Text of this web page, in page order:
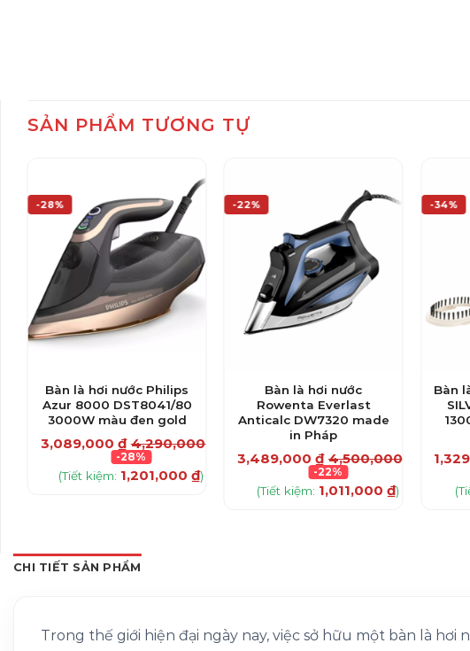
SẢN PHẨM TƯƠNG TỰ
-28%
Bàn là hơi nước Philips
Azur 8000 DST8041/80
3000W màu đen gold
3,089,000 ₫ 4,290,000
-28%
(Tiết kiệm: 1,201,000₫)
-22%
Bàn là hơi nước
Rowenta Everlast
Anticalc DW7320 made
in Pháp
3,489,000 ₫ 4,500,000
-22%
(Tiết kiệm: 1,011,000₫)
-34%
Bàn
CHI TIẾT SẢN PHẨM
Trong thế giới hiện đại ngày nay, việc sở hữu một bàn là